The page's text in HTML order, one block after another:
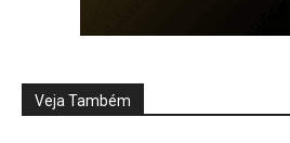
Veja Também